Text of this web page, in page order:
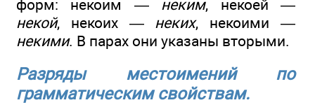
форм: некоим — неким, некоей —
некой, некоих — неких, некоими —
некими. В парах они указаны вторыми.
Разряды местоимений по
грамматическим свойствам.